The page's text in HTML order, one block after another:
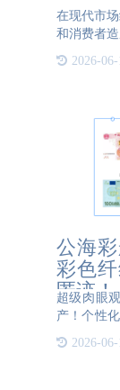
在现代市
和消费者
种防伪技
用尤为广
2026-
公海
彩色
匿迹！
超级肉眼
产！个性
指使用防
过程中添
2026-